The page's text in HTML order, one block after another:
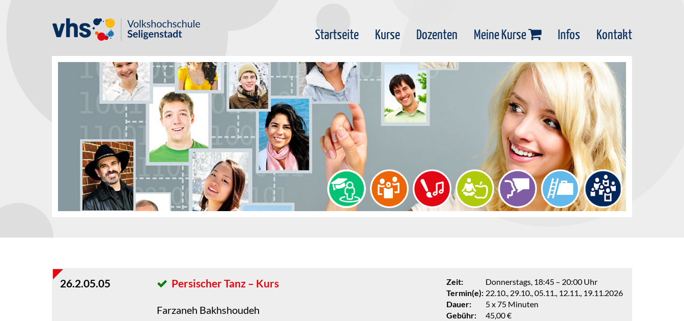
Startseite Kurse Dozenten Meine Kurse Infos Kontakt
26.2.05.05 Persischer Tanz – Kurs
Farzaneh Bakhshoudeh
Zeit:
Donnerstags, 18:45 – 20:00 Uhr
Termin(e): 22.10., 29.10., 05.11., 12.11., 19.11.2026
Dauer:
5 x 75 Minuten
Gebühr:
45,00 €